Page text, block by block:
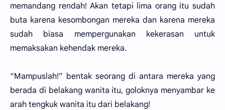
memandang rendah! Akan tetapi lima orang itu sudah
buta karena kesombongan mereka dan karena mereka
sudah biasa mempergunakan kekerasan untuk
memaksakan kehendak mereka.
“Mampuslah!” bentak seorang di antara mereka yang
berada di belakang wanita itu, goloknya menyambar ke
arah tengkuk wanita itu dari belakang!